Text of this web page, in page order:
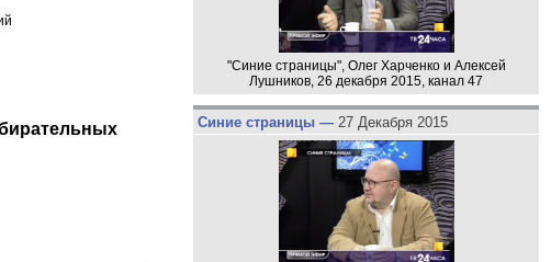
"Синие страницы", Олег Харченко и Алексей
Лушников, 26 декабря 2015, канал 47
Синие страницы — 27 Декабря 2015